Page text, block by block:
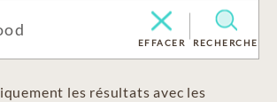
EFFACER RECHERCHE
les résultats avec les